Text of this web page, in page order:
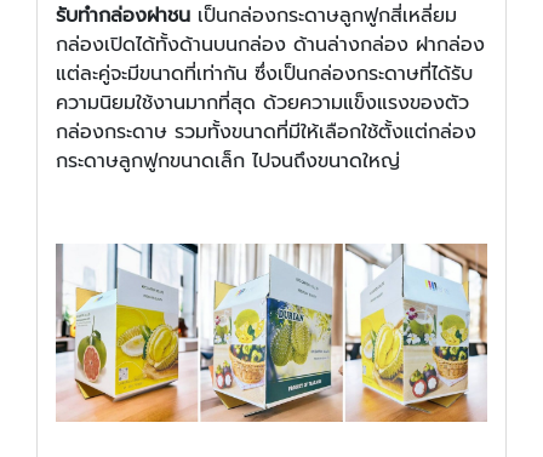
รับทํากล่องฝาชน เป็นกล่องกระดาษลูกฟูกสี่เหลี่ยม
กล่องเปิดได้ทั้งด้านบนกล่อง ด้านล่างกล่อง ฝากล่อง
แต่ละคู่จะมีขนาดที่เท่ากัน ซึ่งเป็นกล่องกระดาษที่ได้รับ
ความนิยมใช้งานมากที่สุด ด้วยความแข็งแรงของตัว
กล่องกระดาษ รวมทั้งขนาดที่มีให้เลือกใช้ตั้งแต่กล่อง
กระดาษลูกฟูกขนาดเล็ก ไปจนถึงขนาดใหญ่